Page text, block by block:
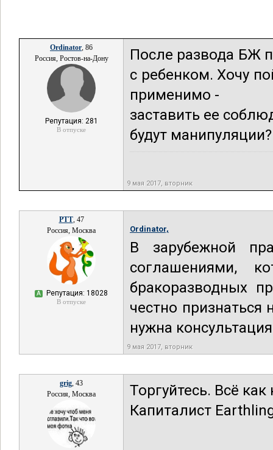
Ordinator, 86
Россия, Ростов-на-Дону
Репутация: 281
В отпуске
После развода БЖ
с ребенком. Хочу
применимо -
заставить ее
будут манипуляции?
9 мая 2017, вторник
РТТ, 47
Россия, Москва
А Репутация: 18028
В отпуске
Ordinator,
В зарубежной
соглашениями,
бракоразводных
честно признаться
нужна
9 мая 2017, вторник
grig, 43
Россия, Москва
Торгуйтесь. Всё
Капиталист